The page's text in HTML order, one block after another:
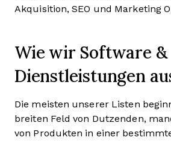
Akquisition, SEO und Marketing
Wie wir Software &
Dienstleistungen
Die meisten unserer Listen
breiten Feld von Dutzenden,
von Produkten in einer